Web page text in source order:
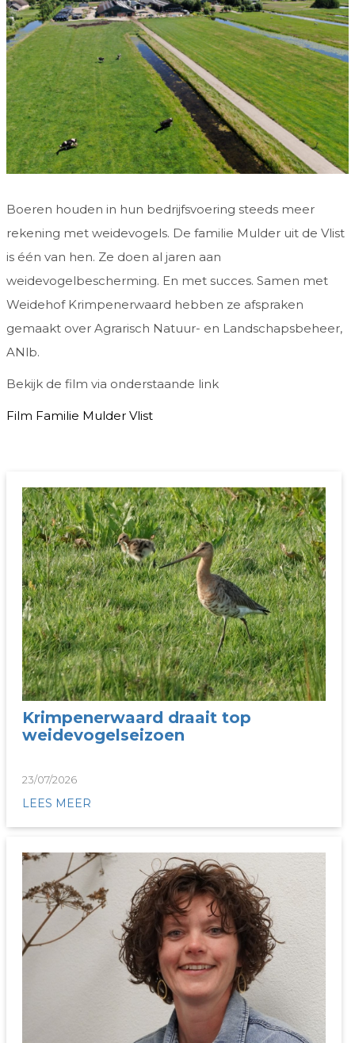
Boeren houden in hun bedrijfsvoering steeds meer
rekening met weidevogels. De familie Mulder uit de Vlist
is één van hen. Ze doen al jaren aan
weidevogelbescherming. En met succes. Samen met
Weidehof Krimpenerwaard hebben ze afspraken
gemaakt over Agrarisch Natuur- en Landschapsbeheer,
ANlb.
Bekijk de film via onderstaande link
Film Familie Mulder Vlist
Krimpenerwaard draait top
weidevogelseizoen
23/07/2026
LEES MEER